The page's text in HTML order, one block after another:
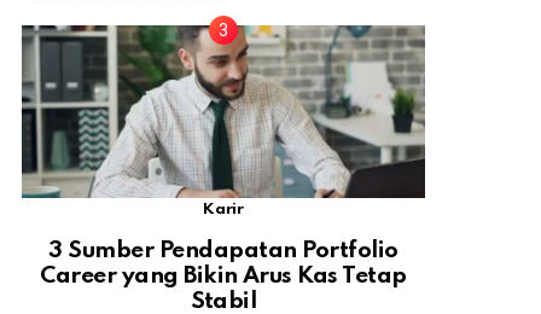
Karir
3 Sumber Pendapatan Portfolio
Career yang Bikin Arus Kas Tetap
Stabil